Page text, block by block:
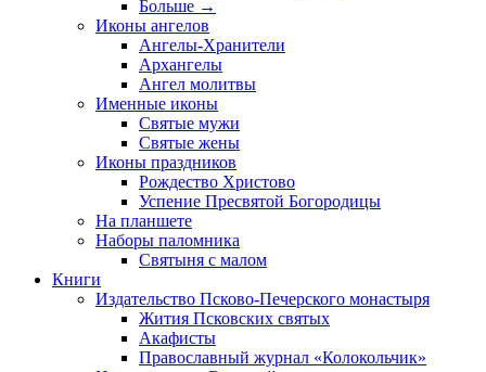
Больше →
Иконы ангелов
Ангелы-Хранители
Архангелы
Ангел молитвы
Именные иконы
Святые мужи
Святые жены
Иконы праздников
Рождество Христово
Успение Пресвятой Богородицы
На планшете
Наборы паломника
Святыня с малом
Книги
Издательство Псково-Печерского монастыря
Жития Псковских святых
Акафисты
Православный журнал «Колокольчик»